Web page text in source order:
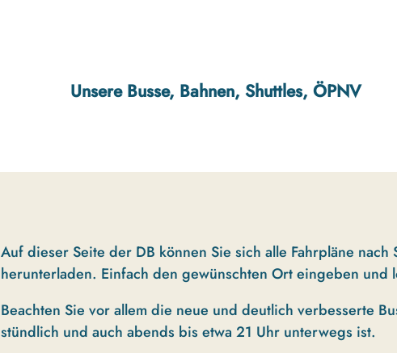
Unsere Busse, Bahnen, Shuttles, ÖPNV
Auf dieser Seite der DB können Sie sich alle Fahrpläne
herunterladen. Einfach den gewünschten Ort eingeben und
Beachten Sie vor allem die neue und deutlich verbesserte
stündlich und auch abends bis etwa 21 Uhr unterwegs ist.